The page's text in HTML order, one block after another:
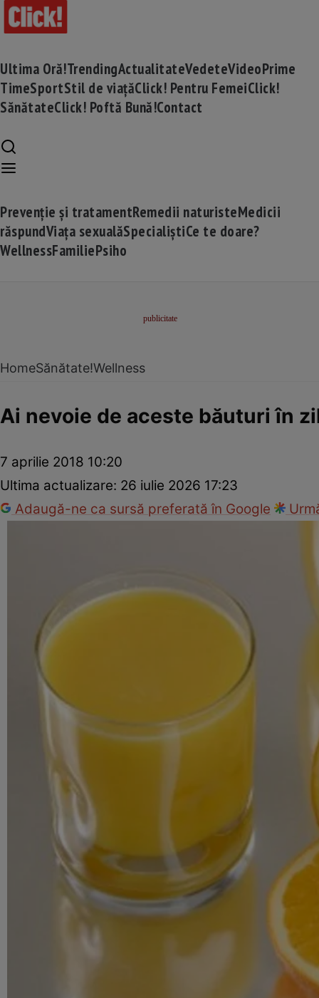
Ultima Oră!TrendingActualitateVedeteVideoPrime
TimeSportStil de viațăClick! Pentru FemeiClick!
SănătateClick! Poftă Bună!Contact
Prevenție și tratamentRemedii naturisteMedicii
răspundViața sexualăSpecialiștiCe te doare?
WellnessFamiliePsiho
HomeSănătate!Wellness
Ai nevoie de aceste băuturi în
7 aprilie 2018 10:20
Ultima actualizare: 26 iulie 2026 17:23
Adaugă-ne ca sursă preferată în Google